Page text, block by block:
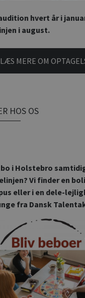
hvert år i
i august.
LÆS MERE OM
HOS OS
i Holstebro
Vi finder en
eller i en dele-
fra Dansk